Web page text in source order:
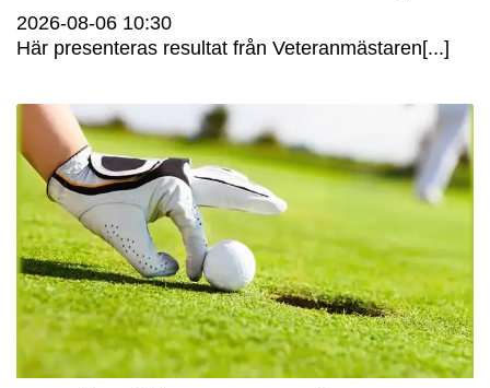
2026-08-06 10:30
Här presenteras resultat från Veteranmästaren[...]